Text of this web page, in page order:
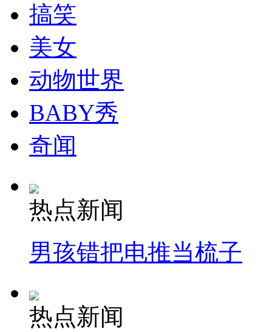
司机酒驾遇交警 急速倒车逃窜
搞笑
美女
动物世界
BABY秀
奇闻
热点新闻
男孩错把电推当梳子
热点新闻